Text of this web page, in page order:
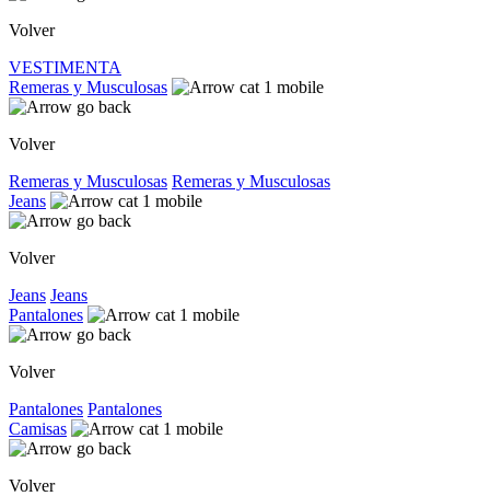
Volver
VESTIMENTA
Remeras y Musculosas
Volver
Remeras y Musculosas Remeras y Musculosas
Jeans
Volver
Jeans Jeans
Pantalones
Volver
Pantalones Pantalones
Camisas
Volver